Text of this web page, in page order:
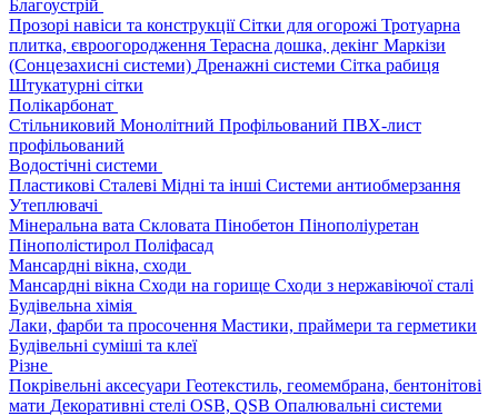
Благоустрій
Прозорі навіси та конструкціїСітки для огорожі Тротуарна
плитка, євроогородження Терасна дошка, декінг Маркізи
(Сонцезахисні системи) Дренажні системи Сітка рабиця
Штукатурні сітки
Полікарбонат
Стільниковий Монолітний Профільований ПВХ-лист
профільований
Водостічні системи
Пластикові Сталеві Мідні та інші Системи антиобмерзання
Утеплювачі
Мінеральна вата Скловата Пінобетон Пінополіуретан
Пінополістирол Поліфасад
Мансардні вікна, сходи
Мансардні вікна Сходи на горище Сходи з нержавіючої сталі
Будівельна хімія
Лаки, фарби та просочення Мастики, праймери та герметики
Будівельні суміші та клеї
Різне
Покрівельні аксесуари Геотекстиль, геомембрана, бентонітові
мати Декоративні стелі OSB, QSB Опалювальні системи